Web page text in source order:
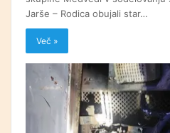
Jarše – Rodica obujali star…
Več »